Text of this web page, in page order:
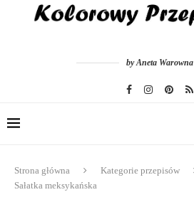
by Aneta Warowna
Strona główna Kategorie przepisów
Sałatka meksykańska